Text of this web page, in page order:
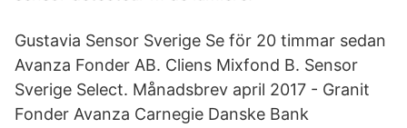
Gustavia Sensor Sverige Se för 20 timmar sedan
Avanza Fonder AB. Cliens Mixfond B. Sensor
Sverige Select. Månadsbrev april 2017 - Granit
Fonder Avanza Carnegie Danske Bank